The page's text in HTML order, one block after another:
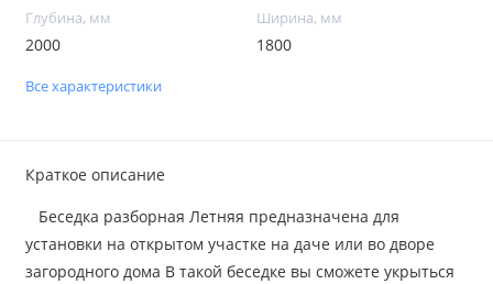
Глубина, мм
2000
Ширина, мм
1800
Все характеристики
Краткое описание
Беседка разборная Летняя предназначена для
установки на открытом участке на даче или во дворе
загородного дома В такой беседке вы сможете укрыться